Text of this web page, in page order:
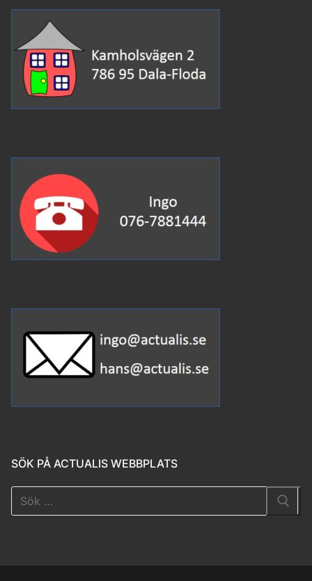
SÖK PÅ ACTUALIS WEBBPLATS